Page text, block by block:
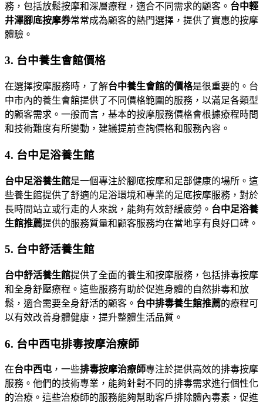
務，包括放鬆按摩和深層療程，適合不同需求的顧客。 台中輕
井澤腳底按摩券常常成為顧客的熱門選擇，提供了實惠的按摩
體驗。
3. 台中養生會館價格
在選擇按摩服務時，了解台中養生會館的價格是很重要的。台
中市內的養生會館提供了不同價格範圍的服務，以滿足各類型
的顧客需求。一般而言，基本的按摩服務價格會根據療程時間
和技術難度有所變動，建議提前查詢價格和服務內容。
4. 台中足浴養生館
台中足浴養生館是一個專注於腳底按摩和足部健康的場所。這
些養生館提供了舒適的足浴環境和專業的足底按摩服務，對於
長時間站立或行走的人來說，能夠有效舒緩疲勞。 台中足浴養
生館推薦提供的服務質量和顧客服務均在當地享有良好口碑。
5. 台中舒活養生館
台中舒活養生館提供了全面的養生和按摩服務，包括排毒按摩
和全身舒壓療程。這些服務有助於促進身體的自然排毒和放
鬆，適合需要全身舒活的顧客。 台中排毒養生館推薦的療程可
以有效改善身體健康，提升整體生活品質。
6. 台中西屯排毒按摩治療師
在台中西屯 ，一些排毒按摩治療師專注於提供高效的排毒按摩
服務。他們的技術專業，能夠針對不同的排毒需求進行個性化
的治療。這些治療師的服務能夠幫助客戶排除體內毒素，促進